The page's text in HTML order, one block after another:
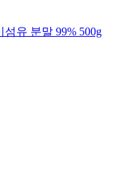
유 분말 99% 500g